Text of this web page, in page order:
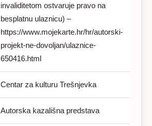
invaliditetom ostvaruje pravo na
besplatnu ulaznicu) –
https://www.mojekarte.hr/hr/autorski-
projekt-ne-dovoljan/ulaznice-
650416.html
Centar za kulturu Trešnjevka
Autorska kazališna predstava